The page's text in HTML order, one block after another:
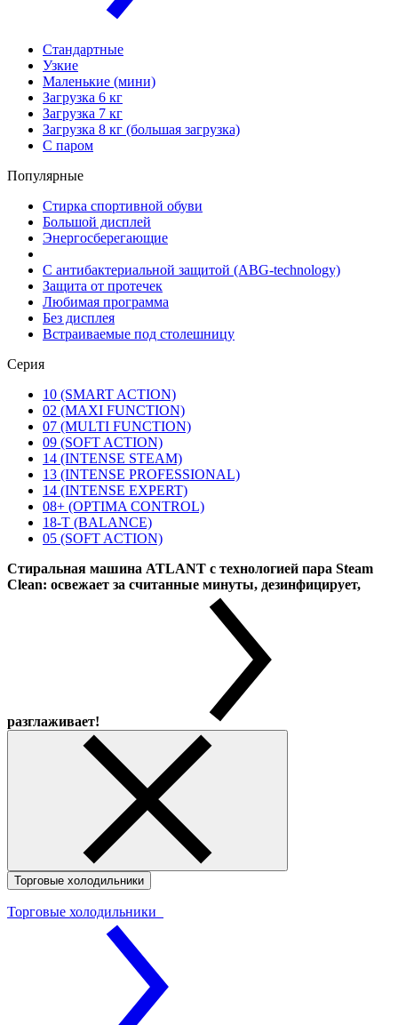
Стандартные
Узкие
Маленькие (мини)
Загрузка 6 кг
Загрузка 7 кг
Загрузка 8 кг (большая загрузка)
С паром
Популярные
Стирка спортивной обуви
Большой дисплей
Энергосберегающие
С антибактериальной защитой (ABG-technology)
Защита от протечек
Любимая программа
Без дисплея
Встраиваемые под столешницу
Серия
10 (SMART ACTION)
02 (MAXI FUNCTION)
07 (MULTI FUNCTION)
09 (SOFT ACTION)
14 (INTENSE STEAM)
13 (INTENSE PROFESSIONAL)
14 (INTENSE EXPERT)
08+ (OPTIMA CONTROL)
18-T (BALANCE)
05 (SOFT ACTION)
Стиральная машина ATLANT с технологией пара Steam
Clean: освежает за считанные минуты, дезинфицирует,
разглаживает!
Торговые холодильники
Торговые холодильники